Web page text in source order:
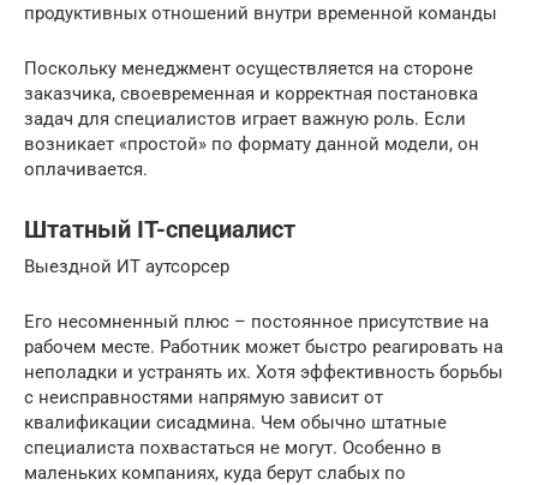
продуктивных отношений внутри временной команды
Поскольку менеджмент осуществляется на стороне
заказчика, своевременная и корректная постановка
задач для специалистов играет важную роль. Если
возникает «простой» по формату данной модели, он
оплачивается.
Штатный IT-специалист
Выездной ИТ аутсорсер
Его несомненный плюс – постоянное присутствие на
рабочем месте. Работник может быстро реагировать на
неполадки и устранять их. Хотя эффективность борьбы
с неисправностями напрямую зависит от
квалификации сисадмина. Чем обычно штатные
специалиста похвастаться не могут. Особенно в
маленьких компаниях, куда берут слабых по